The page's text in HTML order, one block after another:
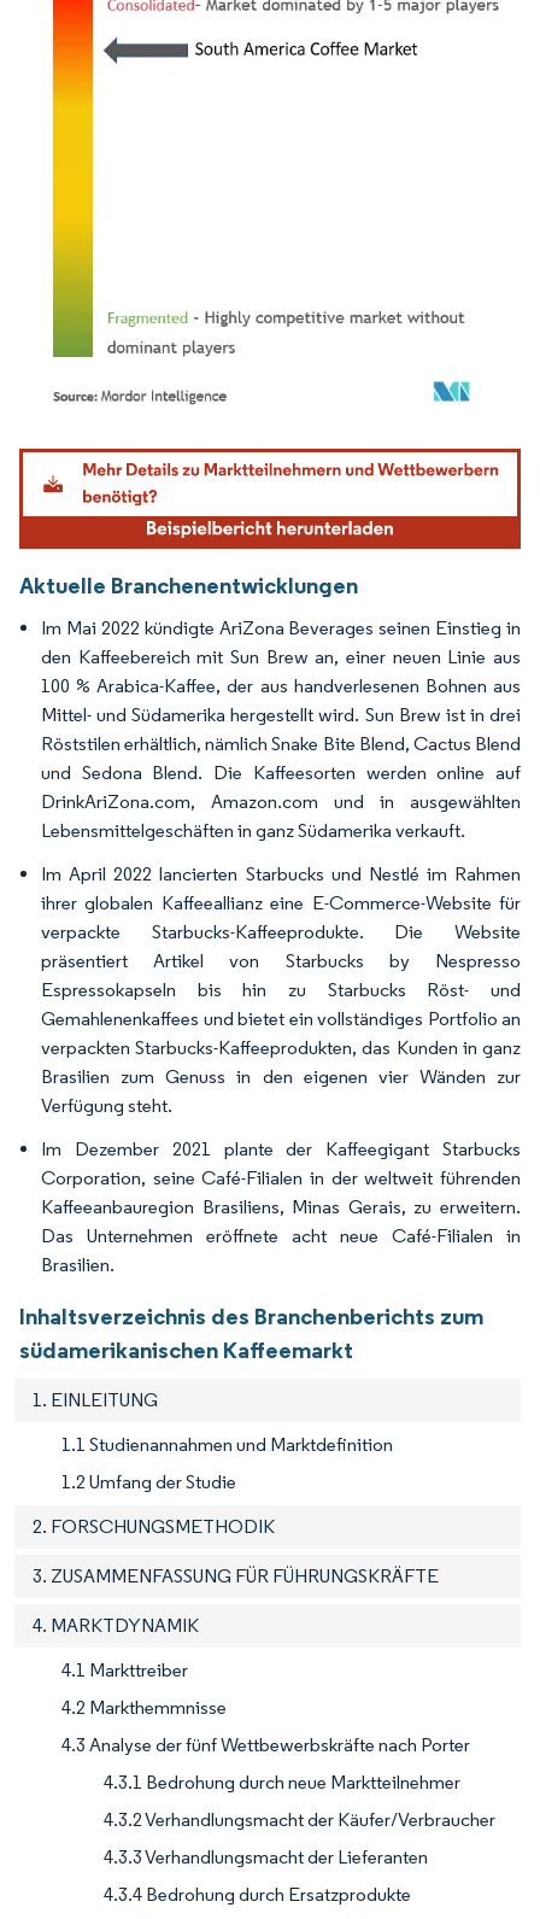
Bild © Mordor Intelligence. Wiederverwendung erfordert Namensnennung gemäß
Aktuelle Branchenentwicklungen
Im Mai 2022 kündigte AriZona Beverages seinen Einstieg in
den Kaffeebereich mit Sun Brew an, einer neuen Linie aus
100 % Arabica-Kaffee, der aus handverlesenen Bohnen aus
Mittel- und Südamerika hergestellt wird. Sun Brew ist in drei
Röststilen erhältlich, nämlich Snake Bite Blend, Cactus Blend
und Sedona Blend. Die Kaffeesorten werden online auf
DrinkAriZona.com, Amazon.com und in ausgewählten
Lebensmittelgeschäften in ganz Südamerika verkauft.
Im April 2022 lancierten Starbucks und Nestlé im Rahmen
ihrer globalen Kaffeeallianz eine E-Commerce-Website für
verpackte Starbucks-Kaffeeprodukte. Die Website
präsentiert Artikel von Starbucks by Nespresso
Espressokapseln bis hin zu Starbucks Röst- und
Gemahlenenkaffees und bietet ein vollständiges Portfolio an
verpackten Starbucks-Kaffeeprodukten, das Kunden in ganz
Brasilien zum Genuss in den eigenen vier Wänden zur
Verfügung steht.
Im Dezember 2021 plante der Kaffeegigant Starbucks
Corporation, seine Café-Filialen in der weltweit führenden
Kaffeeanbauregion Brasiliens, Minas Gerais, zu erweitern.
Das Unternehmen eröffnete acht neue Café-Filialen in
Brasilien.
Inhaltsverzeichnis des Branchenberichts zum
südamerikanischen Kaffeemarkt
1. EINLEITUNG
1.1 Studienannahmen und Marktdefinition
1.2 Umfang der Studie
2. FORSCHUNGSMETHODIK
3. ZUSAMMENFASSUNG FÜR FÜHRUNGSKRÄFTE
4. MARKTDYNAMIK
4.1 Markttreiber
4.2 Markthemmnisse
4.3 Analyse der fünf Wettbewerbskräfte nach Porter
4.3.1 Bedrohung durch neue Marktteilnehmer
4.3.2 Verhandlungsmacht der Käufer/Verbraucher
4.3.3 Verhandlungsmacht der Lieferanten
4.3.4 Bedrohung durch Ersatzprodukte